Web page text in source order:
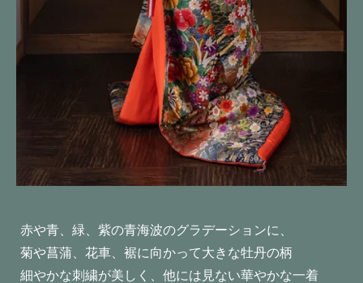
赤や青、緑、紫の青海波のグラデーションに、
菊や菖蒲、花車、裾に向かって大きな牡丹の柄
細やかな刺繍が美しく、他には見ない華やかな一着